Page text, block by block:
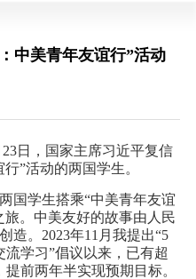
中美青年友谊行”活动
日，国家主席习近平复信
”活动的两国学生。
国学生搭乘“中美青年友谊
。中美友好的故事由人民
造。2023年11月我提出“5
学习”倡议以来，已有超
前两年半实现预期目标。